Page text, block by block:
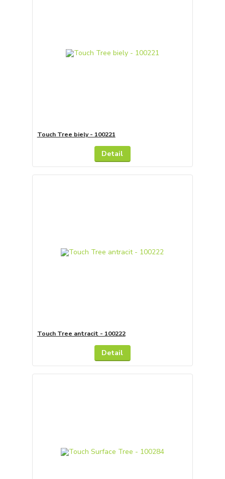
Touch Tree biely - 100221
Detail
Touch Tree antracit - 100222
Detail